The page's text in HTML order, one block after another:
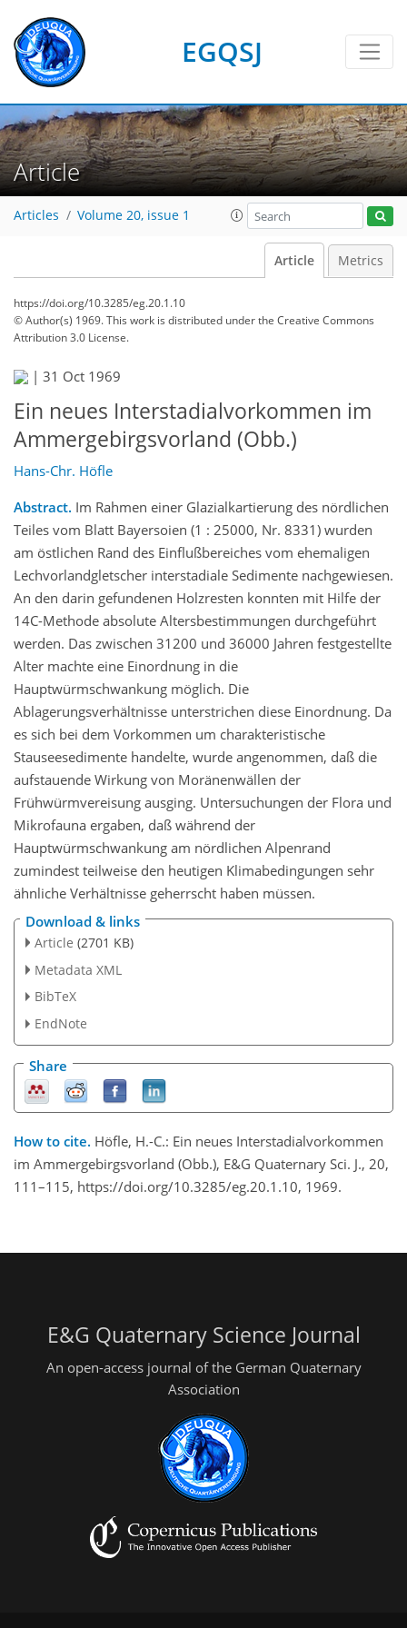
EGQSJ
Article
Articles Volume 20, issue 1
Article Metrics
https://doi.org/10.3285/eg.20.1.10
© Author(s) 1969. This work is distributed underthe Creative Commons
Attribution 3.0 License.
| 31 Oct 1969
Ein neues Interstadialvorkommen im
Ammergebirgsvorland (Obb.)
Hans-Chr. Höfle
Abstract. Im Rahmen einer Glazialkartierung des nördlichen
Teiles vom Blatt Bayersoien (1 : 25000, Nr. 8331) wurden
am östlichen Rand des Einflußbereiches vom ehemaligen
Lechvorlandgletscher interstadiale Sedimente nachgewiesen.
An den darin gefundenen Holzresten konnten mit Hilfe der
14C-Methode absolute Altersbestimmungen durchgeführt
werden. Das zwischen 31200 und 36000 Jahren festgestellte
Alter machte eine Einordnung in die
Hauptwürmschwankung möglich. Die
Ablagerungsverhältnisse unterstrichen diese Einordnung. Da
es sich bei dem Vorkommen um charakteristische
Stauseesedimente handelte, wurde angenommen, daß die
aufstauende Wirkung von Moränenwällen der
Frühwürmvereisung ausging. Untersuchungen der Flora und
Mikrofauna ergaben, daß während der
Hauptwürmschwankung am nördlichen Alpenrand
zumindest teilweise den heutigen Klimabedingungen sehr
ähnliche Verhältnisse geherrscht haben müssen.
Download & links
Article (2701 KB)
Metadata XML
BibTeX
EndNote
Share
How to cite. Höfle, H.-C.: Ein neues Interstadialvorkommen
im Ammergebirgsvorland (Obb.), E&G Quaternary Sci. J., 20,
111–115, https://doi.org/10.3285/eg.20.1.10, 1969.
E&G Quaternary Science Journal
An open-access journal of the German Quaternary
Association